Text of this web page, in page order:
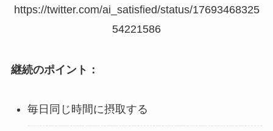
https://twitter.com/ai_satisfied/status/17693468325
54221586
継続のポイント：
毎日同じ時間に摂取する